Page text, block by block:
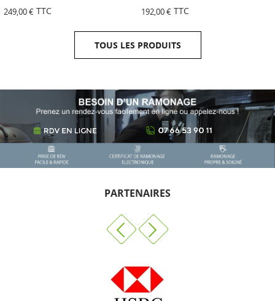
249,00 € TTC 192,00 €TTC
TOUS LES PRODUITS
PARTENAIRES